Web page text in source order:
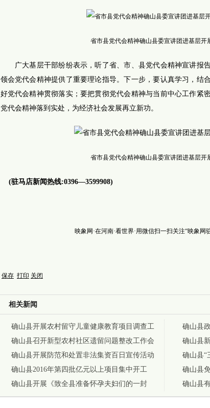
省市县党代会精神确山县委宣讲团进基层开
广大基层干部纷纷表示，听了省、市、县党代会精神宣讲报
领会党代会精神提供了重要理论指导。下一步，要认真学习，结
好党代会精神贯彻落实；要把贯彻党代会精神与当前中心工作紧
党代会精神落到实处，为经济社会发展再立新功。
省市县党代会精神确山县委宣讲团进基层开
(驻马店新闻热线:0396—3599908)
映象网·在河南·看世界·用微信扫一扫关注“映象网
保存 打印 关闭
相关新闻
确山县开展农村留守儿童健康教育项目调查工
作
确山县召开新型农村社区遗留问题整改工作会
议
确山县开展防范和处置非法集资百日宣传活动
确山县2016年第四批亿元以上项目集中开工
确山县开展《致全县准备怀孕夫妇们的一封
信》活动
确山县
确山县
确山县“
确山县
众好评
确山县